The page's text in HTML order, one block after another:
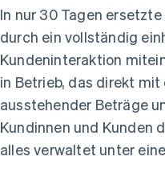
In nur 30 Tagen
durch ein vollständig
Kundeninteraktion
in Betrieb, das direkt mit
ausstehender Beträge
Kundinnen und Kunden
alles verwaltet unter